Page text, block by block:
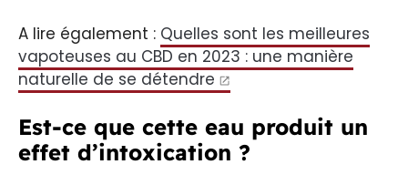
A lire également : Quelles sont les meilleures
vapoteuses au CBD en 2023 : une manière
naturelle de se détendre
Est-ce que cette eau produit un
effet d’intoxication ?